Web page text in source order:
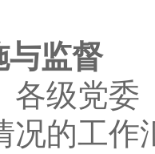
监督
党委（
况的工